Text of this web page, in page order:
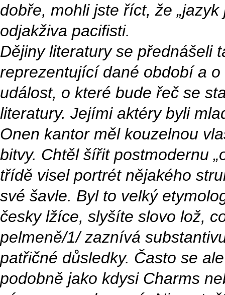
dobře, mohli jste říct, že
odjakživa pacifisti.
Dějiny literatury se přednášeli
reprezentující dané období a
událost, o které bude řeč se
literatury. Jejími aktéry byli
Onen kantor měl kouzelnou
bitvy. Chtěl šířit postmodernu
třídě visel portrét nějakého
své šavle. Byl to velký
česky lžíce, slyšíte slovo lož,
pelmeně/1/ zaznívá
patřičné důsledky. Často se
podobně jako kdysi Charms